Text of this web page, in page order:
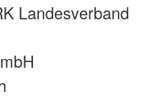
Landesverband